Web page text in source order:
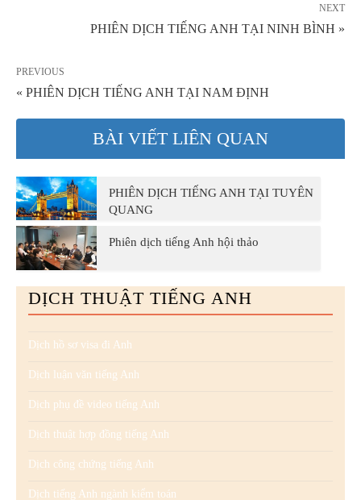
NEXT
PHIÊN DỊCH TIẾNG ANH TẠI NINH BÌNH »
PREVIOUS
« PHIÊN DỊCH TIẾNG ANH TẠI NAM ĐỊNH
BÀI VIẾT LIÊN QUAN
PHIÊN DỊCH TIẾNG ANH TẠI TUYÊN
QUANG
Phiên dịch tiếng Anh hội thảo
DỊCH THUẬT TIẾNG ANH
Dịch hồ sơ visa đi Anh
Dịch luận văn tiếng Anh
Dịch phụ đề video tiếng Anh
Dịch thuật hợp đồng tiếng Anh
Dịch công chứng tiếng Anh
Dịch tiếng Anh ngành kiểm toán